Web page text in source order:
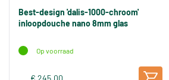
Best-design 'dalis-1000-chroom'
inloopdouche nano 8mm glas
Op voorraad